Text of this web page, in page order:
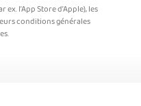
l’App Store d’Apple), les
conditions générales